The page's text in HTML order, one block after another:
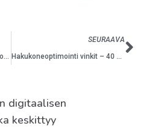
Mistä hakukoneoptimoinnin tulokset näkee?
SEURAAVA
Hakukoneoptimointi vinkit – 40 vinkkiä onnistuneeseen hakukoneoptimointiin
digitaalisen
keskittyy